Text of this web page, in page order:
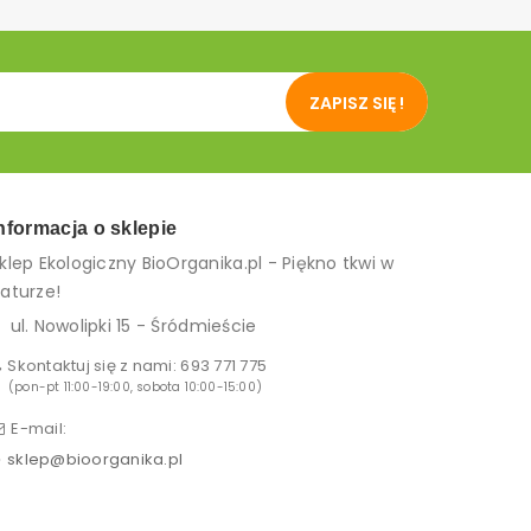
ZAPISZ SIĘ !
o sklepie
Ekologiczny BioOrganika.pl - Piękno tkwi w
ul. Nowolipki 15 - Śródmieście
Skontaktuj się z nami:693 771 775
(pon-pt 11:00-19:00, sobota 10:00-15:00)
E-mail:
sklep@bioorganika.pl